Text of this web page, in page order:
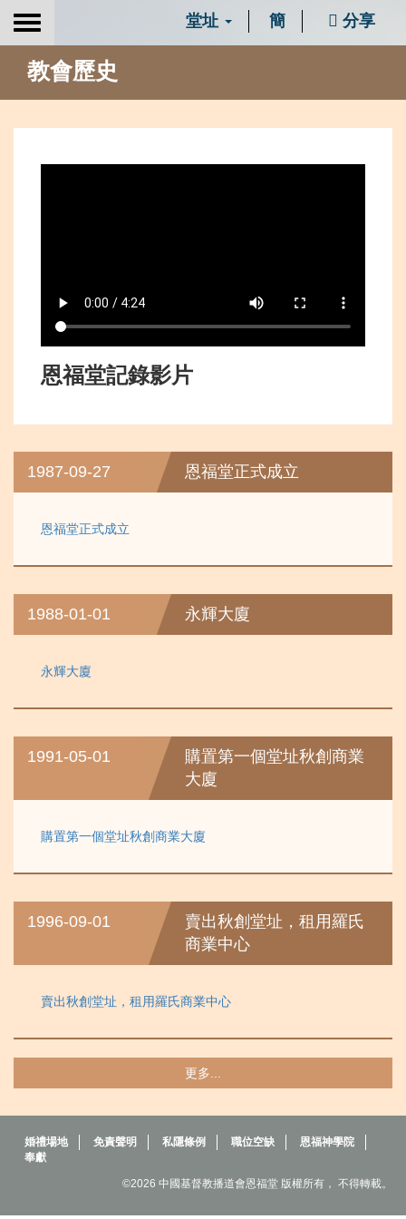
Toggle
堂址 簡 分享
教會歷史
恩福堂記錄影片
1987-09-27 恩福堂正式成立
恩福堂正式成立
1988-01-01 永輝大廈
永輝大廈
1991-05-01
購置第一個堂址秋創商業
大廈
購置第一個堂址秋創商業大廈
1996-09-01
賣出秋創堂址，租用羅氏
商業中心
賣出秋創堂址，租用羅氏商業中心
更多...
婚禮場地 免責聲明 私隱條例 職位空缺
恩福神學院
奉獻
©2026 中國基督教播道會恩福堂 版權所有， 不得轉載。